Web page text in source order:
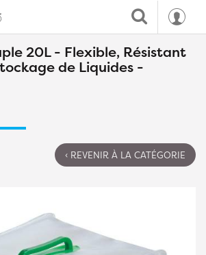
20L - Flexible, Résistant
de Liquides -
‹ REVENIR À LA CATÉGORIE